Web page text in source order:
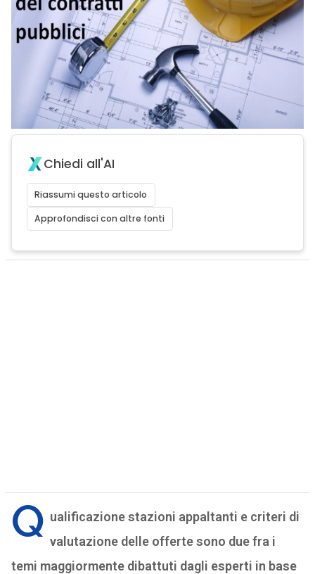
Chiedi all'AI
Riassumi questo articolo
Approfondisci con altre fonti
Q ualificazione stazioni appaltanti e criteri di
valutazione delle offerte sono due fra i
temi maggiormente dibattuti dagli esperti in base